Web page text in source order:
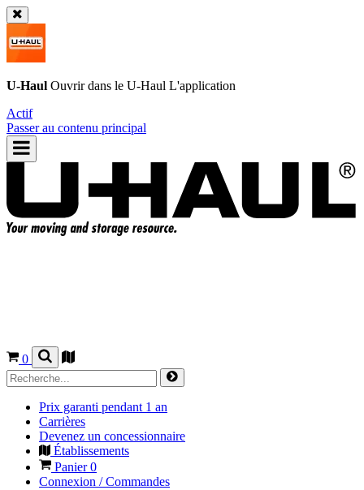
U-Haul Ouvrir dans le U-Haul L'application
Actif
Passer au contenu principal
0
Prix garanti pendant 1 an
Carrières
Devenez un concessionnaire
Établissements
Panier0
Connexion / Commandes